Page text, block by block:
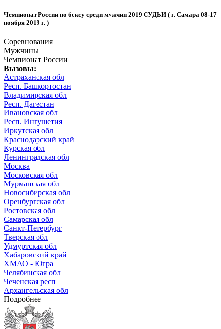
Чемпионат России по боксу среди мужчин 2019 СУДЬИ ( г. Самара 08-17
ноября 2019 г. )
Соревнования
Мужчины
Чемпионат России
Вызовы:
Астраханская обл
Респ. Башкортостан
Владимирская обл
Респ. Дагестан
Ивановская обл
Респ. Ингушетия
Иркутская обл
Краснодарский край
Курская обл
Ленинградская обл
Москва
Московская обл
Мурманская обл
Новосибирская обл
Оренбургская обл
Ростовская обл
Самарская обл
Санкт-Петербург
Тверская обл
Удмуртская обл
Хабаровский край
ХМАО - Югра
Челябинская обл
Чеченская респ
Архангельская обл
Подробнее